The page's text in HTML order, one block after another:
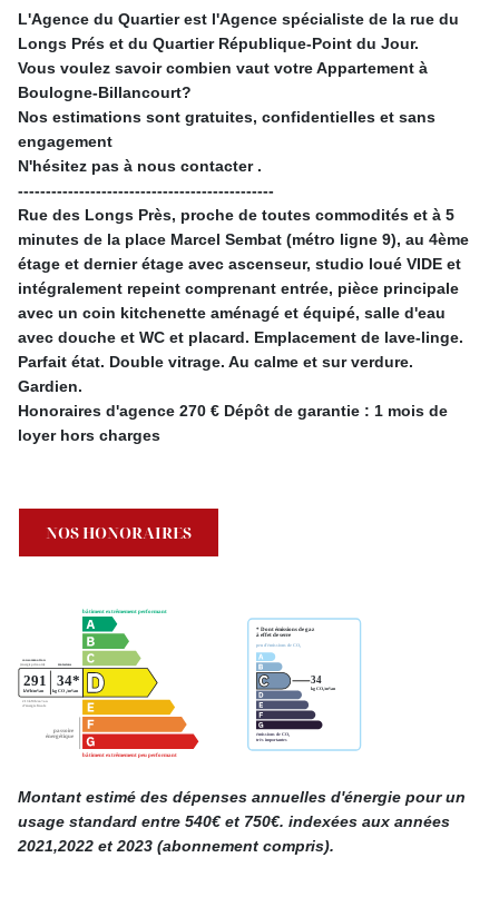
L'Agence du Quartier est l'Agence spécialiste de la rue du
Longs Prés et du Quartier République-Point du Jour.
Vous voulez savoir combien vaut votre Appartement à
Boulogne-Billancourt?
Nos estimations sont gratuites, confidentielles et sans
engagement
N'hésitez pas à nous contacter .
----------------------------------------------
Rue des Longs Près, proche de toutes commodités et à 5
minutes de la place Marcel Sembat (métro ligne 9), au 4ème
étage et dernier étage avec ascenseur, studio loué VIDE et
intégralement repeint comprenant entrée, pièce principale
avec un coin kitchenette aménagé et équipé, salle d'eau
avec douche et WC et placard. Emplacement de lave-linge.
Parfait état. Double vitrage. Au calme et sur verdure.
Gardien.
Honoraires d'agence 270 € Dépôt de garantie : 1 mois de
loyer hors charges
NOS HONORAIRES
Montant estimé des dépenses annuelles d'énergie pour un
usage standard entre 540€ et 750€. indexées aux années
2021,2022 et 2023 (abonnement compris).